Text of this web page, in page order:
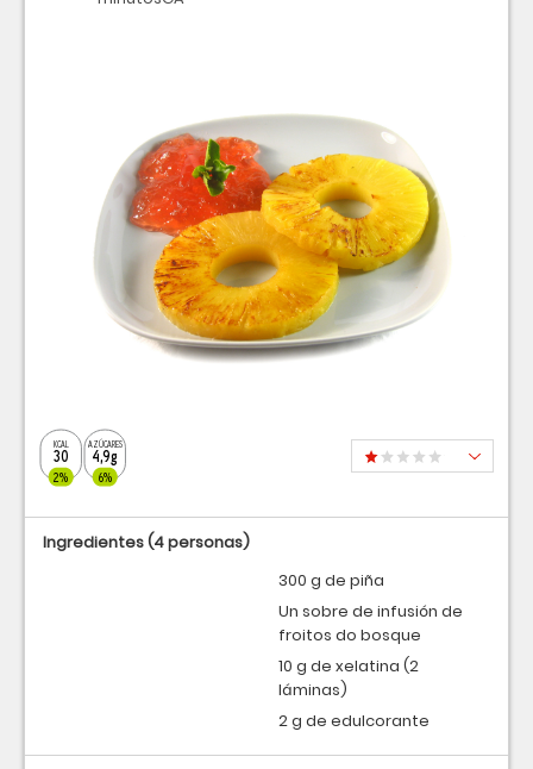
KCAL
30
2%
AZÚCARES
4,9g
6%
Ingredientes(4 personas)
300 g de piña
Un sobre de infusión de
froitos do bosque
10 g de xelatina (2
láminas)
2 g de edulcorante